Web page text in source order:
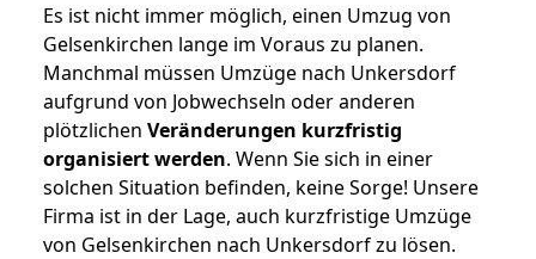
Es ist nicht immer möglich, einen Umzug von
Gelsenkirchen lange im Voraus zu planen.
Manchmal müssen Umzüge nach Unkersdorf
aufgrund von Jobwechseln oder anderen
plötzlichen Veränderungen kurzfristig
organisiert werden. Wenn Sie sich in einer
solchen Situation befinden, keine Sorge! Unsere
Firma ist in der Lage, auch kurzfristige Umzüge
von Gelsenkirchen nach Unkersdorf zu lösen.